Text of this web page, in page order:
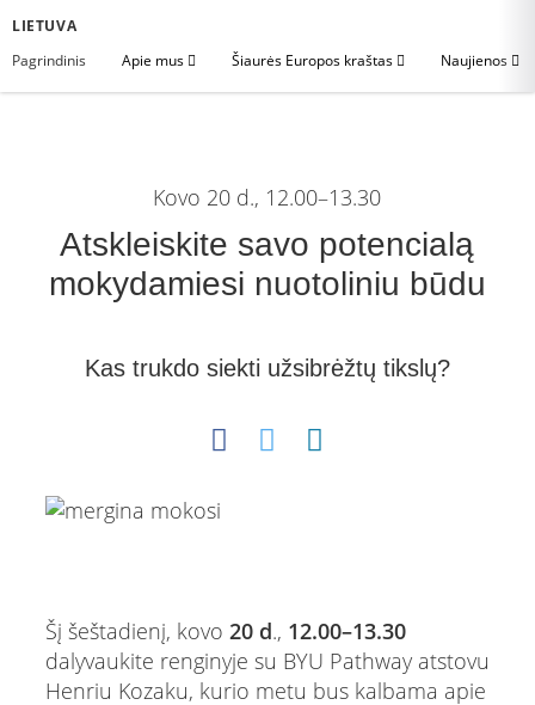
LIETUVA
Pagrindinis
Apie mus Šiaurės Europos kraštas Naujienos
Kovo 20 d., 12.00–13.30
Atskleiskite savo potencialą
mokydamiesi nuotoliniu būdu
Kas trukdo siekti užsibrėžtų tikslų?
Šį šeštadienį, kovo 20 d., 12.00–13.30
dalyvaukite renginyje su BYU Pathway atstovu
Henriu Kozaku, kurio metu bus kalbama apie